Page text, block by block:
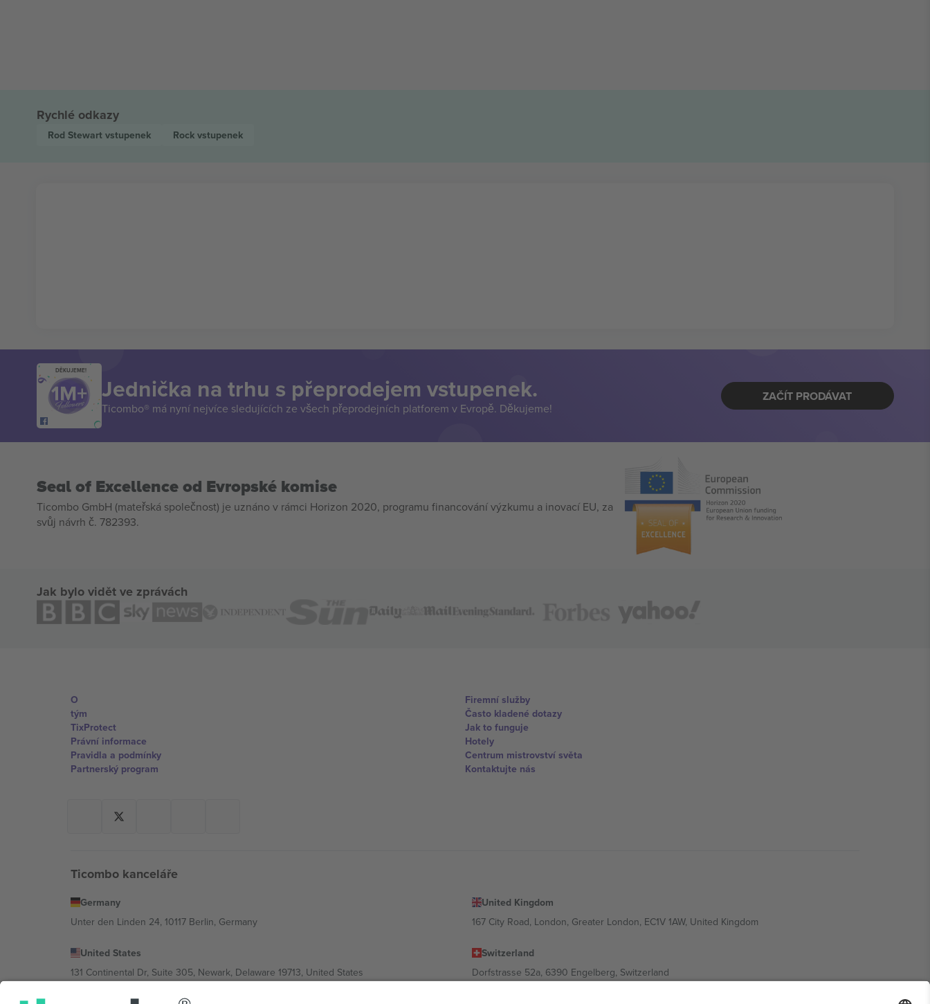
Rychlé odkazy
Rod Stewart vstupenek Rock vstupenek
DĚKUJEME!
Jednička na trhu s přeprodejem vstupenek.
Ticombo® má nyní nejvíce sledujících ze všech přeprodejních platforem v Evropě. Děkujeme!
ZAČÍT PRODÁVAT
Seal of Excellence od Evropské komise
Ticombo GmbH (mateřská společnost) je uznáno v rámci Horizon 2020, programu financování výzkumu a inovací EU, za
svůj návrh č. 782393.
Jak bylo vidět ve zprávách
O
tým
TixProtect
Právní informace
Pravidla a podmínky
Partnerský program
Firemní služby
Často kladené dotazy
Jak to funguje
Hotely
Centrum mistrovství světa
Kontaktujte nás
Ticombo kanceláře
Germany
Unter den Linden 24, 10117 Berlin, Germany
United Kingdom
167 City Road, London, Greater London, EC1V 1AW, United Kingdom
United States
131 Continental Dr, Suite 305, Newark, Delaware 19713, United States
Switzerland
Dorfstrasse 52a, 6390 Engelberg, Switzerland